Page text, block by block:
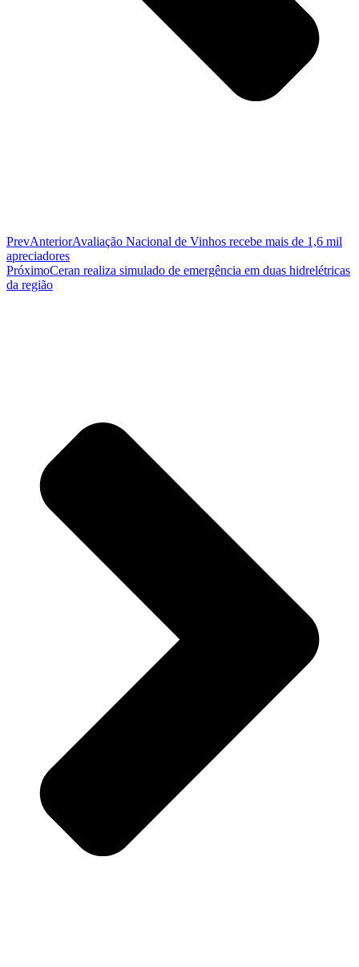
PrevAnteriorAvaliação Nacional de Vinhos recebe mais de 1,6 mil
apreciadores
PróximoCeran realiza simulado de emergência em duas hidrelétricas
da região